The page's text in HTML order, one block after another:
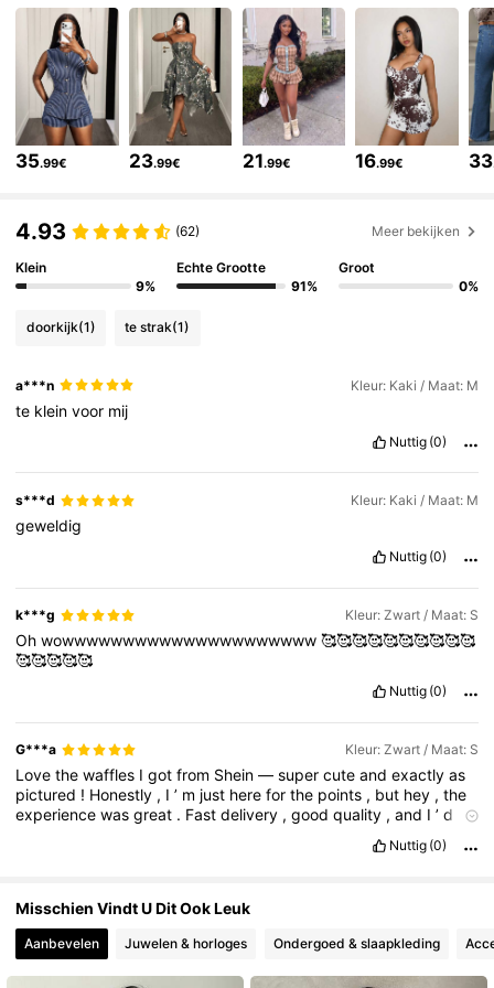
4.81 416K Volgers
4.81 416K Volgers
416K Volgers
4.81
35.99€ 23.99€ 21.99€ 16.99€ 33
4.93 (62) Meer bekijken
Klein
9%
Echte Grootte
91%
Groot
0%
doorkijk(1) te strak(1)
a***n Kleur: Kaki / Maat: M
te kleinvoor mij
Nuttig (0)
s***d Kleur: Kaki / Maat: M
geweldig
Nuttig (0)
k***g Kleur: Zwart / Maat: S
Ohwowwwwwwwwwwwwwwwwwwwww🥰🥰🥰🥰🥰🥰🥰🥰🥰🥰
🥰🥰🥰🥰🥰
Nuttig (0)
G***a Kleur: Zwart / Maat: S
Lovethewaffles Igotfrom Shein—supercuteandexactlyas
pictured ! Honestly , I’ m just hereforthe points , but hey ,the
experiencewasgreat . Fastdelivery ,goodquality ,and I’d
Nuttig (0)
Misschien Vindt U Dit Ook Leuk
Aanbevelen Juwelen & horloges Ondergoed & slaapkleding